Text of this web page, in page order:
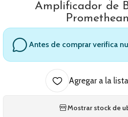
Amplificador de
Antes de comprar verifica
Agregar a la
Mostrar stock de